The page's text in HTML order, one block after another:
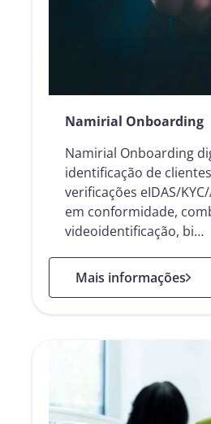
Namirial Onboarding
Namirial Onboarding
identificação de
verificações eIDAS/
em conformidade,
videoidentificação, bi…
Mais informações
: Namirial Onboarding